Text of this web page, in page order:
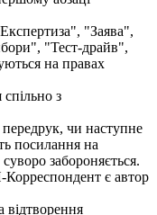
"Заява",
"Тест-драйв",
на правах
з
передрук, чи наступне
посилання на
забороняється.
Корреспондент є автор
відтворення